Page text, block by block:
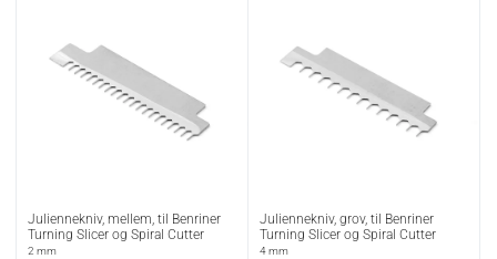
Juliennekniv, mellem, til Benriner
Turning Slicer og Spiral Cutter
2 mm
Juliennekniv, grov, til Benriner
Turning Slicer og Spiral Cutter
4 mm